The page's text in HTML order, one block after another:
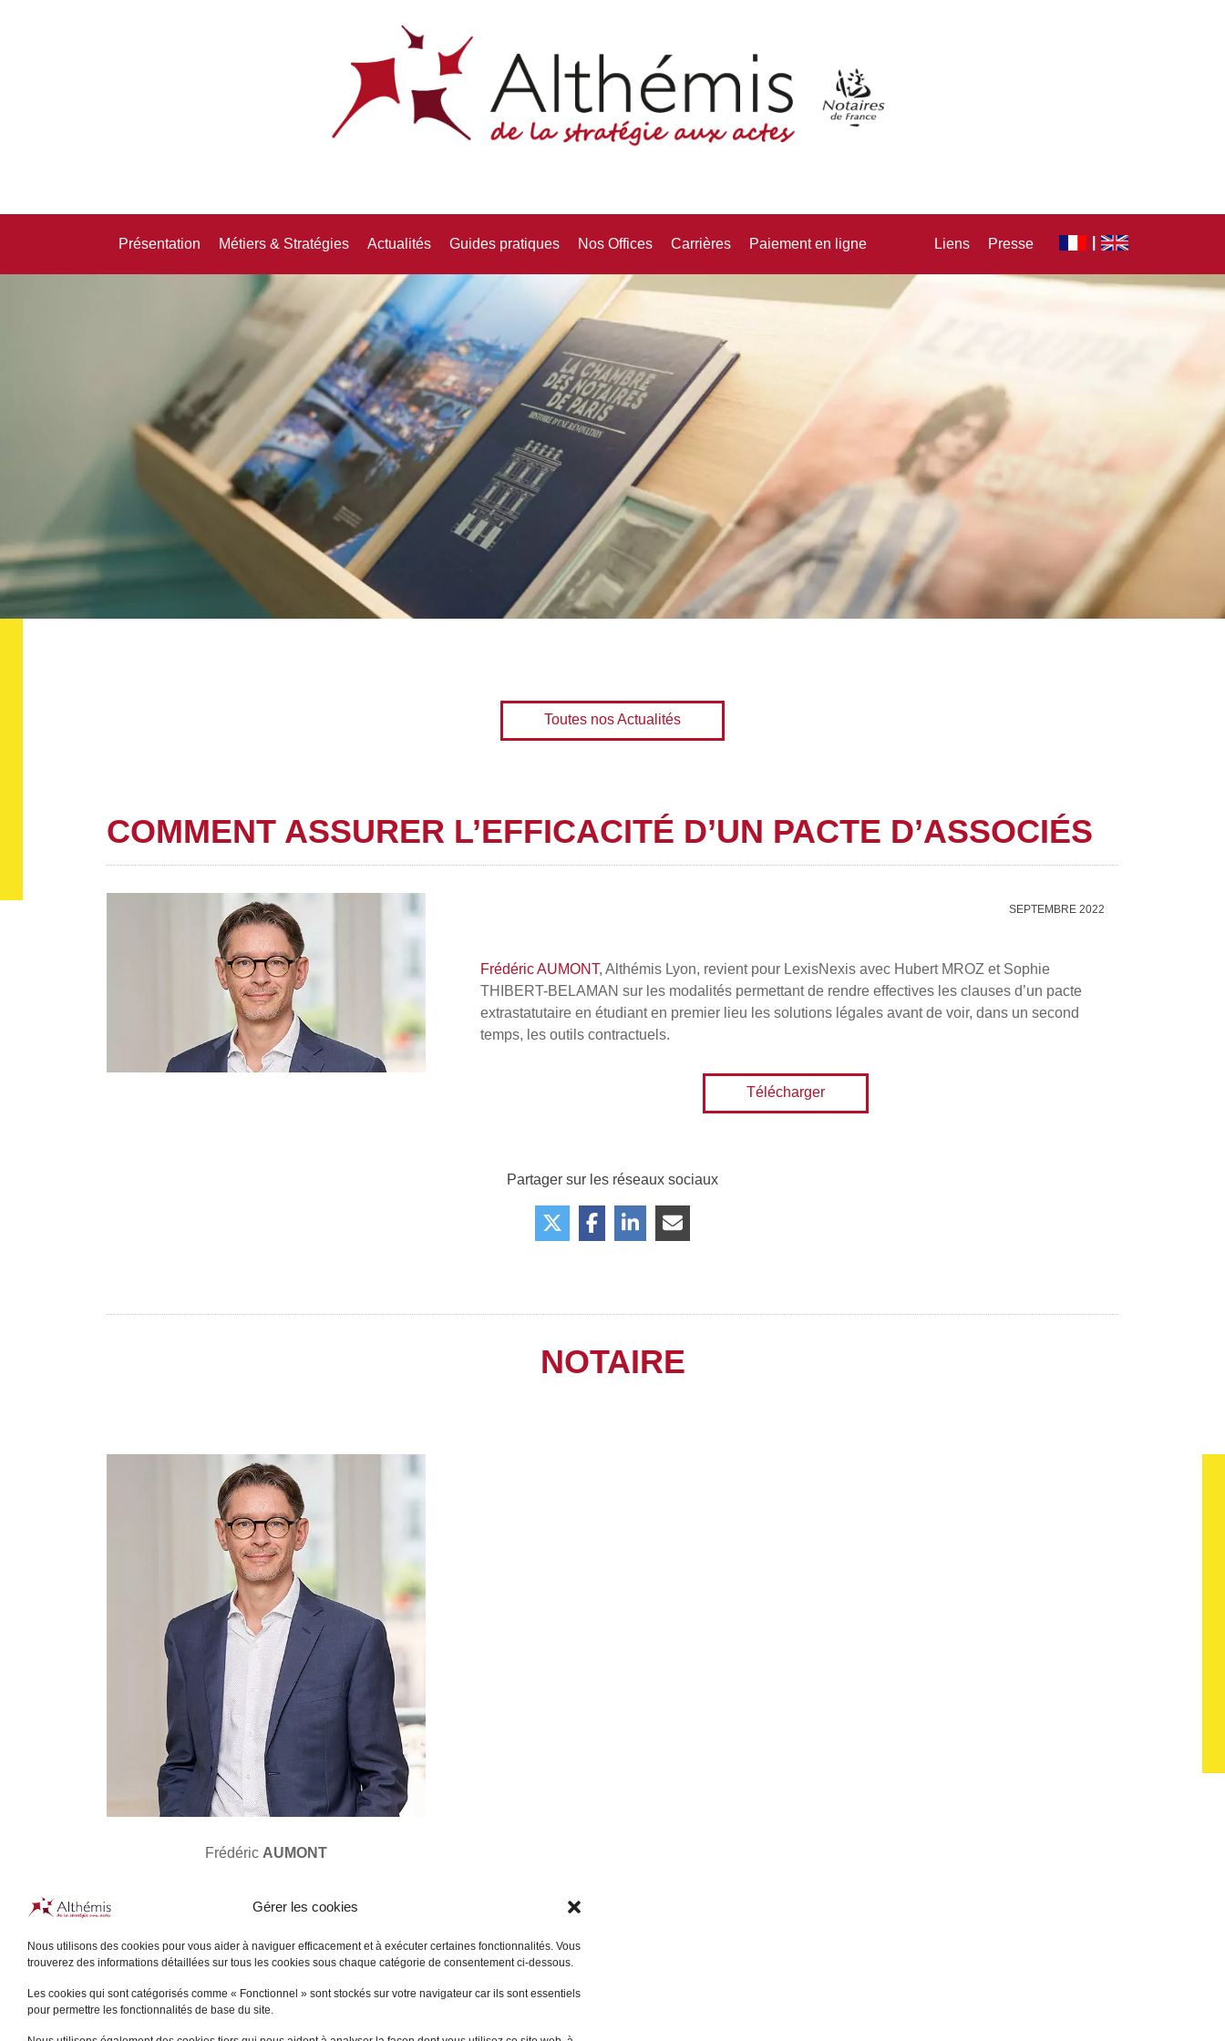
Gérer les cookies
Nous utilisons des cookies pour vous aider à naviguer efficacement et à exécuter certaines fonctionnalités. Vous
trouverez des informations détaillées sur tous les cookies sous chaque catégorie de consentement ci-dessous.
Les cookies qui sont catégorisés comme « Fonctionnel » sont stockés sur votre navigateur car ils sont essentiels
pour permettre les fonctionnalités de base du site.
Présentation Métiers & Stratégies Actualités Guides pratiques Nos Offices Carrières Paiement en ligne Liens Presse
Toutes nos Actualités
COMMENT ASSURER L’EFFICACITÉ D’UN PACTE D’ASSOCIÉS
SEPTEMBRE 2022
Frédéric AUMONT, Althémis Lyon, revient pour LexisNexis avec Hubert MROZ et Sophie
THIBERT-BELAMAN sur les modalités permettant de rendre effectives les clauses d’un pacte
extrastatutaire en étudiant en premier lieu les solutions légales avant de voir, dans un second
temps, les outils contractuels.
Télécharger
Partager sur les réseaux sociaux
NOTAIRE
Frédéric AUMONT